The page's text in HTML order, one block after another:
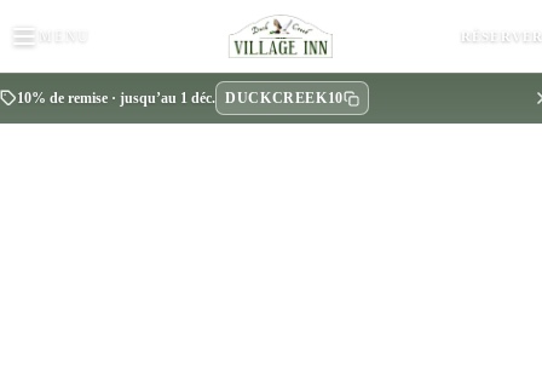
MENU RÉSERVER
10% de remise · jusqu’au 1 déc. DUCKCREEK10